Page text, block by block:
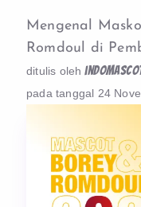
Mengenal
Romdoul di
ditulis oleh
pada tanggal 24